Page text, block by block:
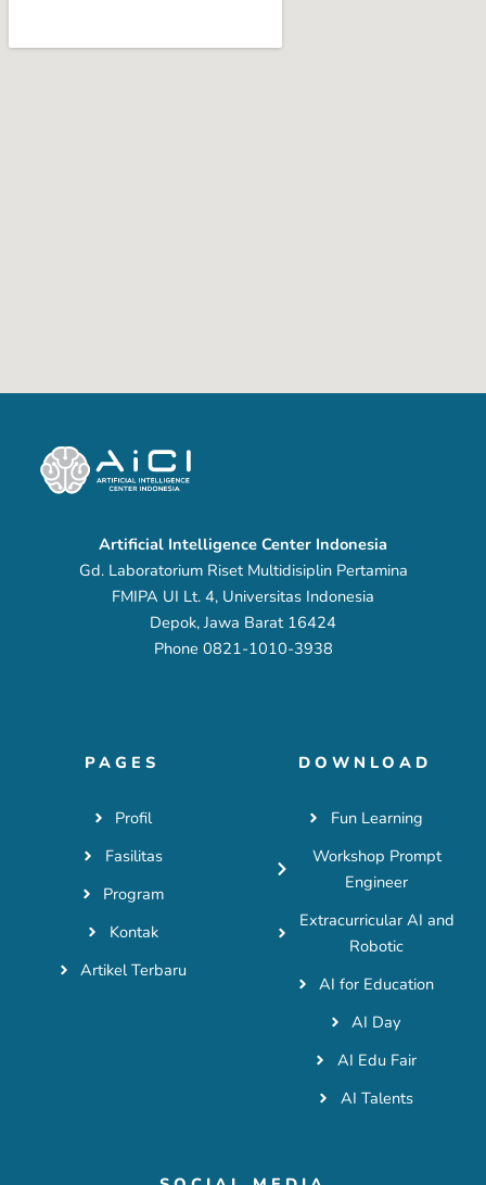
Artificial Intelligence Center Indonesia
Gd. Laboratorium Riset Multidisiplin Pertamina
FMIPA UI Lt. 4, Universitas Indonesia
Depok, Jawa Barat 16424
Phone 0821-1010-3938
PAGES
Profil
Fasilitas
Program
Kontak
Artikel Terbaru
DOWNLOAD
Fun Learning
Workshop Prompt
Engineer
Extracurricular AI and
Robotic
AI for Education
AI Day
AI Edu Fair
AI Talents